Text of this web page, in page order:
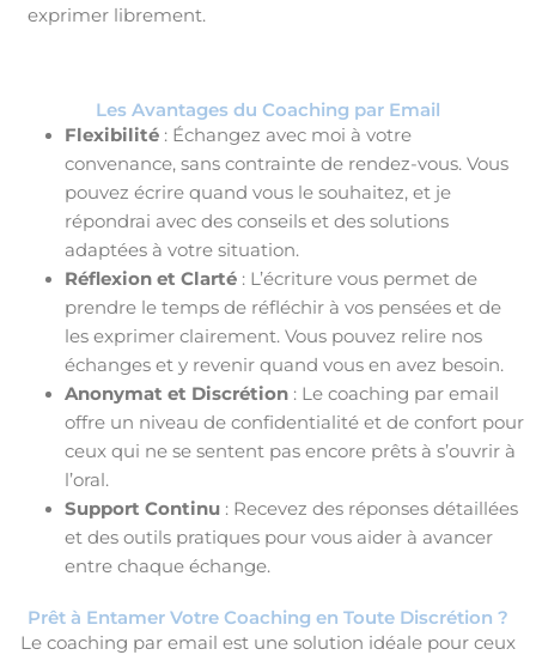
exprimer librement.
Les Avantages du Coaching par Email
Flexibilité: Échangez avec moi à votre
convenance, sans contrainte de rendez-vous. Vous
pouvez écrire quand vous le souhaitez, et je
répondrai avec des conseils et des solutions
adaptées à votre situation.
Réflexion et Clarté: L’écriture vous permet de
prendre le temps de réfléchir à vos pensées et de
les exprimer clairement. Vous pouvez relire nos
échanges et y revenir quand vous en avez besoin.
Anonymat et Discrétion: Le coaching par email
offre un niveau de confidentialité et de confort pour
ceux qui ne se sentent pas encore prêts à s’ouvrir à
l’oral.
Support Continu: Recevez des réponses détaillées
et des outils pratiques pour vous aider à avancer
entre chaque échange.
Prêt à Entamer Votre Coaching en Toute Discrétion ?
Le coaching par email est une solution idéale pour ceux